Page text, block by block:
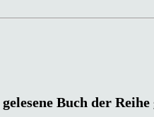
Buch der